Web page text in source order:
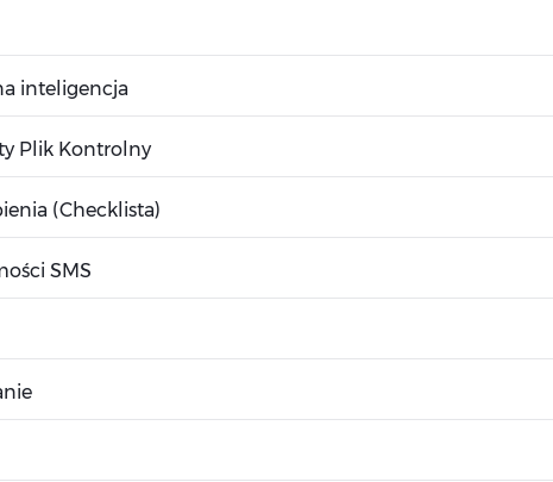
inteligencja
Plik Kontrolny
(Checklista)
SMS